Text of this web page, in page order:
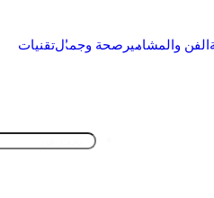
الفن والمشاهير صحة وجمالتقنيات